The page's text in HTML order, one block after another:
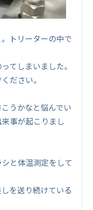
トリーターの中で
てしまいました。
ださい。
うかなと悩んでい
事が起こりまし
と体温測定をして
を送り続けている